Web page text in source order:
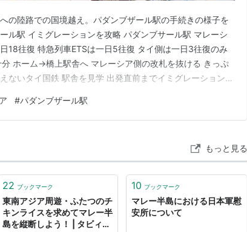
の陸路での国境越え。パダンブザール駅の手続きの様子を
ル駅 イミグレーションを攻略 パダンブサール駅 マレーシ
18往復 特急列車ETSは一日5往復 タイ側は一日3往復のみ
ホーム→橋上駅舎へ マレーシア側の改札を抜ける きっぷ
ないタイ国鉄 駅舎を見学 出発直前までイミグレーションが
イミグレーションを通過するのに並ぶ必要はある？ 乗客全
#パダンブザール駅
もっと見る
22 ブックマーク
東南アジア周遊・ふたつのチ
キンライスを求めてマレー半
島を縦断しよう！ | タビィコ
10 ブックマーク
マレー半島における日本軍慰
安所について